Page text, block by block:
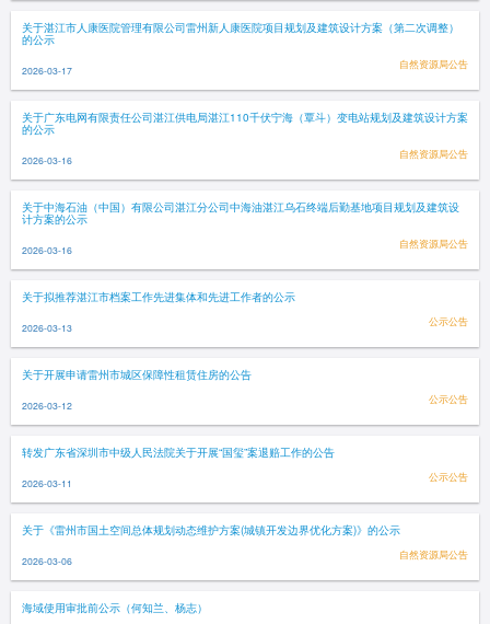
关于湛江市人康医院管理有限公司雷州新人康医院项目规划及建筑设计方案（第二次调整）
的公示
2026-03-17 自然资源局公告
关于广东电网有限责任公司湛江供电局湛江110千伏宁海（覃斗）变电站规划及建筑设计方案
的公示
2026-03-16 自然资源局公告
关于中海石油（中国）有限公司湛江分公司中海油湛江乌石终端后勤基地项目规划及建筑设
计方案的公示
2026-03-16 自然资源局公告
关于拟推荐湛江市档案工作先进集体和先进工作者的公示
2026-03-13 公示公告
关于开展申请雷州市城区保障性租赁住房的公告
2026-03-12 公示公告
转发广东省深圳市中级人民法院关于开展“国玺”案退赔工作的公告
2026-03-11 公示公告
关于《雷州市国土空间总体规划动态维护方案(城镇开发边界优化方案)》的公示
2026-03-06 自然资源局公告
海域使用审批前公示（何知兰、杨志）